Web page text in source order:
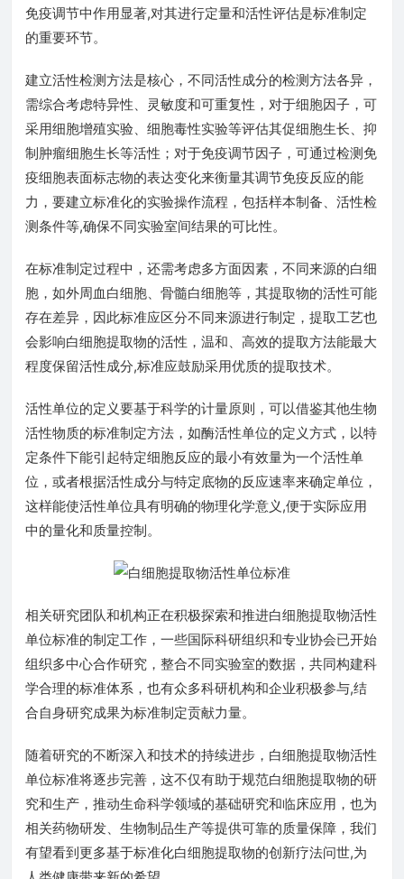
免疫调节中作用显著,对其进行定量和活性评估是标准制定
的重要环节。
建立活性检测方法是核心，不同活性成分的检测方法各异，
需综合考虑特异性、灵敏度和可重复性，对于细胞因子，可
采用细胞增殖实验、细胞毒性实验等评估其促细胞生长、抑
制肿瘤细胞生长等活性；对于免疫调节因子，可通过检测免
疫细胞表面标志物的表达变化来衡量其调节免疫反应的能
力，要建立标准化的实验操作流程，包括样本制备、活性检
测条件等,确保不同实验室间结果的可比性。
在标准制定过程中，还需考虑多方面因素，不同来源的白细
胞，如外周血白细胞、骨髓白细胞等，其提取物的活性可能
存在差异，因此标准应区分不同来源进行制定，提取工艺也
会影响白细胞提取物的活性，温和、高效的提取方法能最大
程度保留活性成分,标准应鼓励采用优质的提取技术。
活性单位的定义要基于科学的计量原则，可以借鉴其他生物
活性物质的标准制定方法，如酶活性单位的定义方式，以特
定条件下能引起特定细胞反应的最小有效量为一个活性单
位，或者根据活性成分与特定底物的反应速率来确定单位，
这样能使活性单位具有明确的物理化学意义,便于实际应用
中的量化和质量控制。
相关研究团队和机构正在积极探索和推进白细胞提取物活性
单位标准的制定工作，一些国际科研组织和专业协会已开始
组织多中心合作研究，整合不同实验室的数据，共同构建科
学合理的标准体系，也有众多科研机构和企业积极参与,结
合自身研究成果为标准制定贡献力量。
随着研究的不断深入和技术的持续进步，白细胞提取物活性
单位标准将逐步完善，这不仅有助于规范白细胞提取物的研
究和生产，推动生命科学领域的基础研究和临床应用，也为
相关药物研发、生物制品生产等提供可靠的质量保障，我们
有望看到更多基于标准化白细胞提取物的创新疗法问世,为